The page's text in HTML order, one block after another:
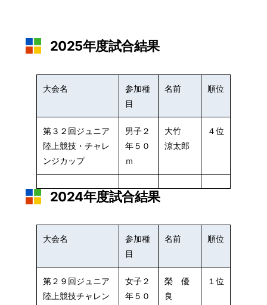
2025年度試合結果
大会名
参加種
目
名前 順位
第３２回ジュニア
陸上競技・チャレ
ンジカップ
男子２
年５０
ｍ
大竹
涼太郎
４位
2024年度試合結果
大会名
参加種
目
名前 順位
第２９回ジュニア
陸上競技チャレン
女子２
年５０
榮 優
良
１位